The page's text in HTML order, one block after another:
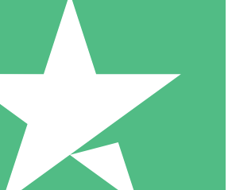
Kreditpaket
med nedladdningskrediter. Inget
1 Nedladdningar
10 00